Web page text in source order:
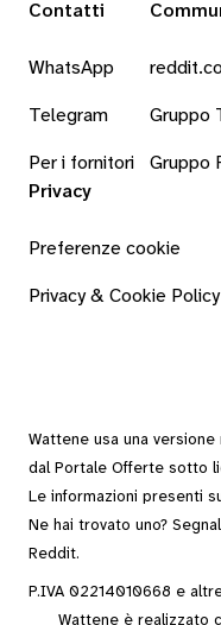
Contatti
WhatsApp
Telegram
Per i fornitori
Gruppo
Gruppo
Privacy
Preferenze cookie
Privacy & Cookie Policy
Wattene usa una
dal Portale Offerte sotto
Le informazioni presenti
Ne hai trovato uno?
Reddit.
P.IVA 02214010668 e
Wattene è realizzato